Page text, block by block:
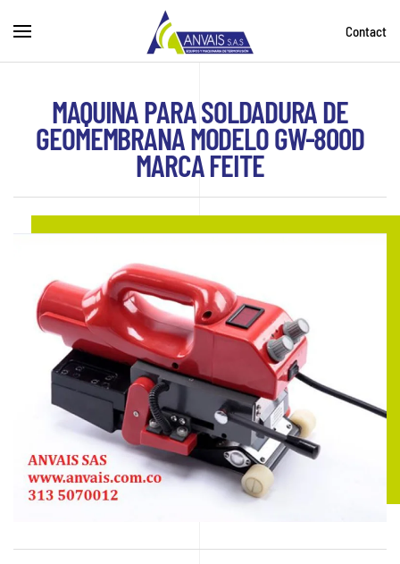
Skip to main content
Contact
MAQUINA PARA SOLDADURA DE
GEOMEMBRANA MODELO GW-800D
MARCA FEITE